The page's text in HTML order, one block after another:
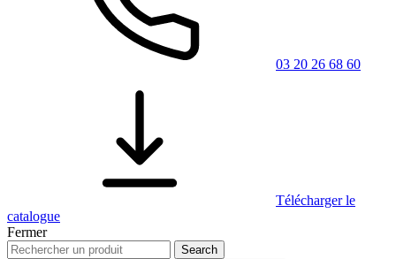
03 20 26 68 60
Télécharger le
catalogue
Fermer